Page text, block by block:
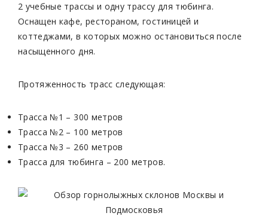
2 учебные трассы и одну трассу для тюбинга.
Оснащен кафе, рестораном, гостиницей и
коттеджами, в которых можно остановиться после
насыщенного дня.
Протяженность трасс следующая:
Трасса №1 – 300 метров
Трасса №2 – 100 метров
Трасса №3 – 260 метров
Трасса для тюбинга – 200 метров.